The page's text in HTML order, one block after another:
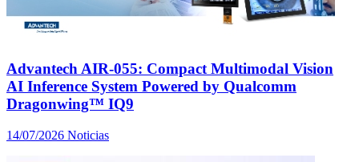
Advantech AIR-055: Compact Multimodal Vision
AI Inference System Powered by Qualcomm
Dragonwing™ IQ9
14/07/2026 Noticias